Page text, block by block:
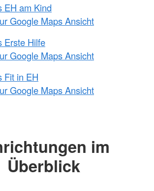
EH am Kind
Google Maps Ansicht
Erste Hilfe
Google Maps Ansicht
Fit in EH
Google Maps Ansicht
im
Überblick